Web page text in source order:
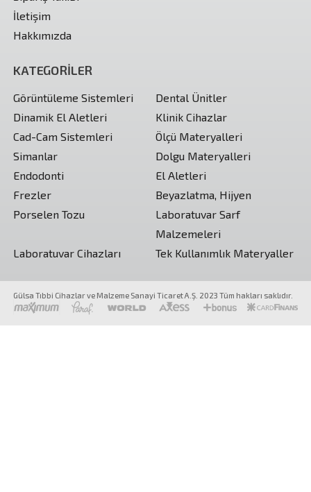
İletişim
Hakkımızda
KATEGORİLER
Görüntüleme Sistemleri
Dental Ünitler
Dinamik El Aletleri
Klinik Cihazlar
Cad-Cam Sistemleri
Ölçü Materyalleri
Simanlar
Dolgu Materyalleri
Endodonti
El Aletleri
Frezler
Beyazlatma, Hijyen
Porselen Tozu
Laboratuvar Sarf
Malzemeleri
Laboratuvar Cihazları
Tek Kullanımlık Materyaller
Gülsa Tıbbi Cihazlar ve Malzeme Sanayi Ticaret A.Ş. 2023 Tüm hakları saklıdır.